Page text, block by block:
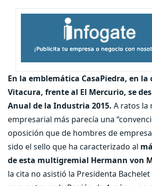
En la emblemática CasaPiedra, en la
Vitacura, frente al El Mercurio, se
Anual de la Industria 2015. A ratos la
empresarial más parecía una
oposición que de hombres de
sido el sello que ha caracterizado al
de esta multigremial Hermann von
la cita no asistió la Presidenta